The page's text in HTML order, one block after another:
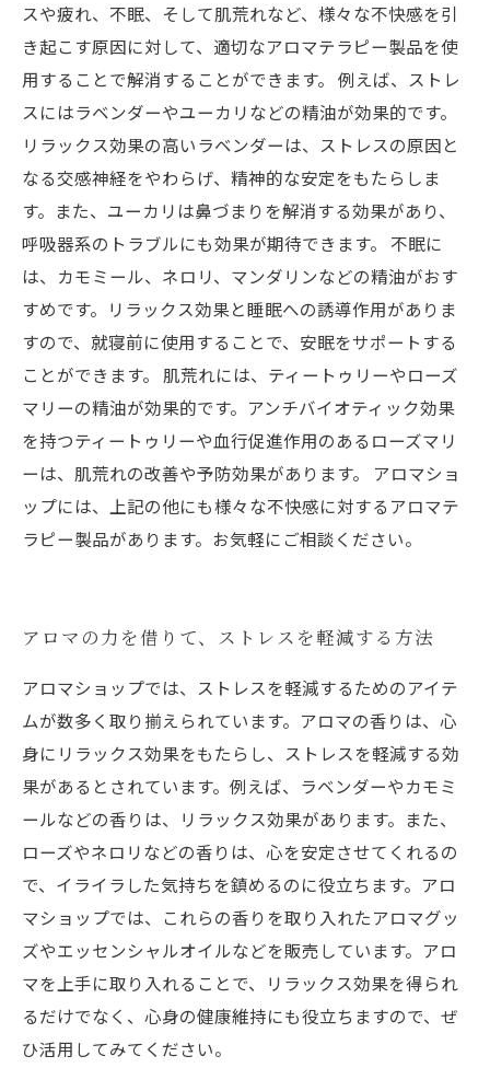
スや疲れ、不眠、そして肌荒れなど、様々な不快感を引
き起こす原因に対して、適切なアロマテラピー製品を使
用することで解消することができます。 例えば、ストレ
スにはラベンダーやユーカリなどの精油が効果的です。
リラックス効果の高いラベンダーは、ストレスの原因と
なる交感神経をやわらげ、精神的な安定をもたらしま
す。また、ユーカリは鼻づまりを解消する効果があり、
呼吸器系のトラブルにも効果が期待できます。 不眠に
は、カモミール、ネロリ、マンダリンなどの精油がおす
すめです。リラックス効果と睡眠への誘導作用がありま
すので、就寝前に使用することで、安眠をサポートする
ことができます。 肌荒れには、ティートゥリーやローズ
マリーの精油が効果的です。アンチバイオティック効果
を持つティートゥリーや血行促進作用のあるローズマリ
ーは、肌荒れの改善や予防効果があります。 アロマショ
ップには、上記の他にも様々な不快感に対するアロマテ
ラピー製品があります。お気軽にご相談ください。
アロマの力を借りて、ストレスを軽減する方法
アロマショップでは、ストレスを軽減するためのアイテ
ムが数多く取り揃えられています。アロマの香りは、心
身にリラックス効果をもたらし、ストレスを軽減する効
果があるとされています。例えば、ラベンダーやカモミ
ールなどの香りは、リラックス効果があります。また、
ローズやネロリなどの香りは、心を安定させてくれるの
で、イライラした気持ちを鎮めるのに役立ちます。アロ
マショップでは、これらの香りを取り入れたアロマグッ
ズやエッセンシャルオイルなどを販売しています。アロ
マを上手に取り入れることで、リラックス効果を得られ
るだけでなく、心身の健康維持にも役立ちますので、ぜ
ひ活用してみてください。